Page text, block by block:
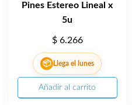
Pines Estereo Lineal x
5u
$6.266
📦 Llega el lunes
Añadir al carrito